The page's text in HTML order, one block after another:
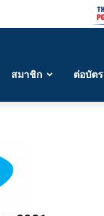
สมาชิก ต่อบัตร